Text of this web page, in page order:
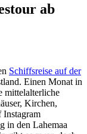
ab
Schiffsreise auf der
Einen Monat in
mittelalterliche
Kirchen,
Instagram
in den Lahemaa